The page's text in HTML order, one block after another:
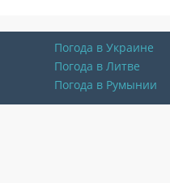
Погода в Украине
Погода в Литве
Погода в Румынии